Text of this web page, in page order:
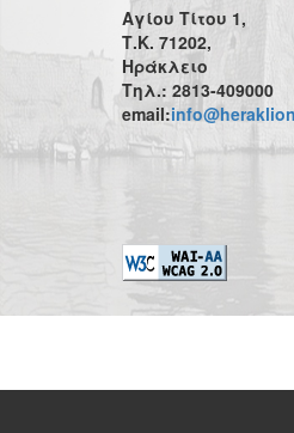
Αγίου Τίτου 1,
Τ.Κ. 71202,
Ηράκλειο
Τηλ.: 2813-409000
email: